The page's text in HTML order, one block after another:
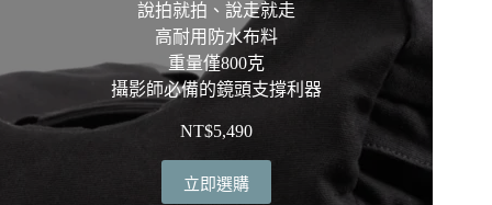
說拍就拍、說走就走
高耐用防水布料
重量僅800克
攝影師必備的鏡頭支撐利器
NT$5,490
立即選購